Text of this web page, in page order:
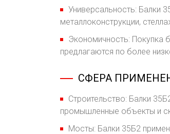
Универсальность: Балки
металлоконструкции,
Экономичность: Покупка
предлагаются по более
СФЕРА
Строительство: Балки
промышленные объекты и
Мосты: Балки 35Б2